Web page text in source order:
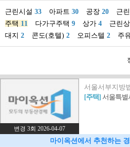
근린시설 33 아파트 30 공장 20 근
주택 11 다가구주택 9 상가 4 근린
대지 2 콘도(호텔) 2 오피스텔 2 주
변경 3회 2026-04-07
서울서부지방
[주택]서울특별
마이옥션에서 추천하는